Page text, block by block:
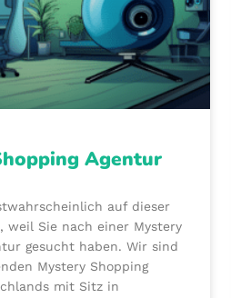
Agentur
auf dieser
weil Sie nach einer Mystery
gesucht haben. Wir sind
Mystery Shopping
mit Sitz in